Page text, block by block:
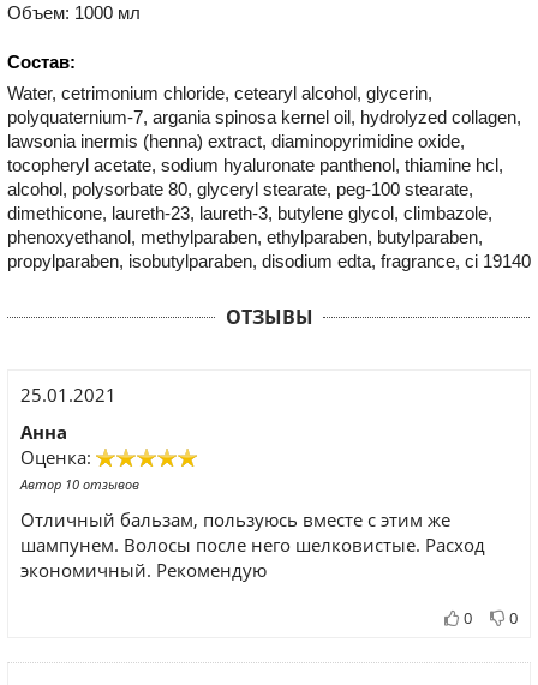
Объем: 1000 мл
Состав:
Water, cetrimonium chloride, cetearyl alcohol, glycerin,
polyquaternium-7, argania spinosa kernel oil, hydrolyzed collagen,
lawsonia inermis (henna) extract, diaminopyrimidine oxide,
tocopheryl acetate, sodium hyaluronate panthenol, thiamine hcl,
alcohol, polysorbate 80, glyceryl stearate, peg-100 stearate,
dimethicone, laureth-23, laureth-3, butylene glycol, climbazole,
phenoxyethanol, methylparaben, ethylparaben, butylparaben,
propylparaben, isobutylparaben, disodium edta, fragrance, ci 19140
ОТЗЫВЫ
25.01.2021
Анна
Оценка:
Автор 10 отзывов
Отличный бальзам, пользуюсь вместе с этим же
шампунем. Волосы после него шелковистые. Расход
экономичный. Рекомендую
0 0